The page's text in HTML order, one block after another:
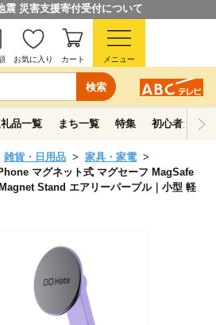
震 災害支援寄付受付について
検索
お気に入り カート メニュー
品一覧 まち一覧 特集 初心者ガイド
雑貨・日用品
家具・家電
マグネット式 マグセーフ MagSafe
Stand エアリーパープル｜小型 軽